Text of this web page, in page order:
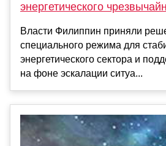
энергетического
Власти Филиппин приняли
специального режима для
энергетического сектора и
на фоне эскалации ситуа...